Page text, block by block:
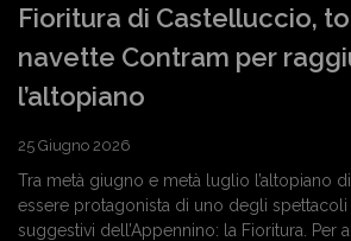
Fioritura di Castelluccio,
navette Contram per
l’altopiano
25 Giugno 2026
Tra metà giugno e metà luglio l’altopiano
essere protagonista di uno degli spettacoli
suggestivi dell’Appennino: la Fioritura. Per